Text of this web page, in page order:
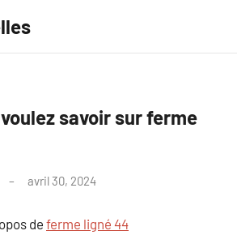
savoir sur ferme
avril 30, 2024
de ferme ligné 44